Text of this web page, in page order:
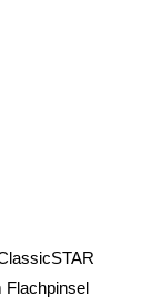
Dieses
Produkt